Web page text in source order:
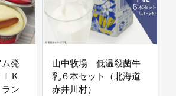
発
Ｋ
ン
山中牧場 低温殺菌牛
乳６本セット（北海道
赤井川村）